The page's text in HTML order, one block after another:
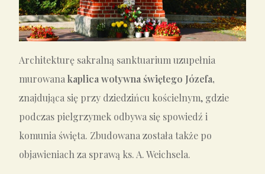
Architekturę sakralną sanktuarium uzupełnia
murowana kaplica wotywna świętego Józefa,
znajdująca się przy dziedzińcu kościelnym, gdzie
podczas pielgrzymek odbywa się spowiedź i
komunia święta. Zbudowana została także po
objawieniach za sprawą ks. A. Weichsela.